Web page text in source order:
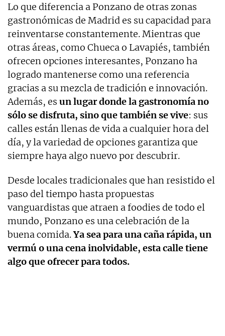
Lo que diferencia a Ponzano de otras zonas
gastronómicas de Madrid es su capacidad para
reinventarse constantemente. Mientras que
otras áreas, como Chueca o Lavapiés, también
ofrecen opciones interesantes, Ponzano ha
logrado mantenerse como una referencia
gracias a su mezcla de tradición e innovación.
Además, es un lugar donde la gastronomía no
sólo se disfruta, sino que también se vive: sus
calles están llenas de vida a cualquier hora del
día, y la variedad de opciones garantiza que
siempre haya algo nuevo por descubrir.
Desde locales tradicionales que han resistido el
paso del tiempo hasta propuestas
vanguardistas que atraen a foodies de todo el
mundo, Ponzano es una celebración de la
buena comida.Ya sea para una caña rápida, un
vermú o una cena inolvidable, esta calle tiene
algo que ofrecer para todos.